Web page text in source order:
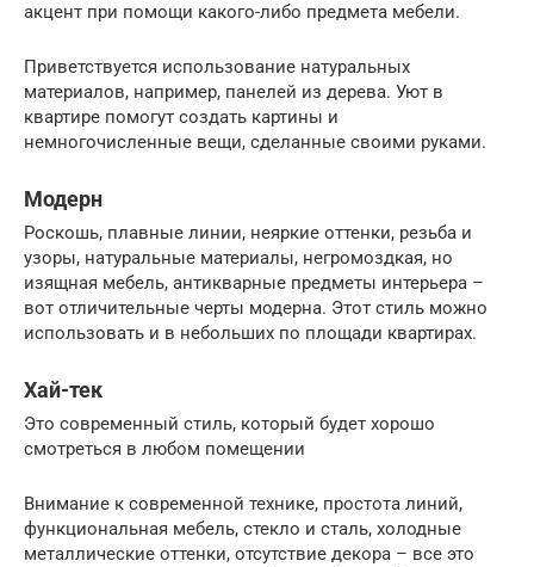
акцент при помощи какого-либо предмета мебели.
Приветствуется использование натуральных
материалов, например, панелей из дерева. Уют в
квартире помогут создать картины и
немногочисленные вещи, сделанные своими руками.
Модерн
Роскошь, плавные линии, неяркие оттенки, резьба и
узоры, натуральные материалы, негромоздкая, но
изящная мебель, антикварные предметы интерьера –
вот отличительные черты модерна. Этот стиль можно
использовать и в небольших по площади квартирах.
Хай-тек
Это современный стиль, который будет хорошо
смотреться в любом помещении
Внимание к современной технике, простота линий,
функциональная мебель, стекло и сталь, холодные
металлические оттенки, отсутствие декора – все это